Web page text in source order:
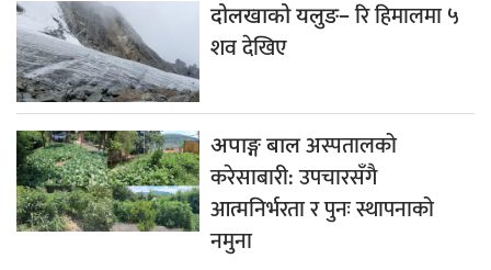
दोलखाको यलुङ–रि हिमालमा ५
शव देखिए
अपाङ्ग बालअस्पतालको
करेसाबारी: उपचारसँगै
आत्मनिर्भरता र पुनः स्थापनाको
नमुना